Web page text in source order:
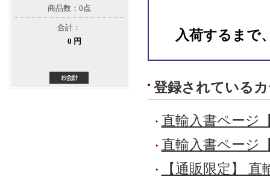
商品数：0点
合計：
0 円
入荷するまで
登録されている
直輸入書ページ
直輸入書ページ
【通販限定】 直